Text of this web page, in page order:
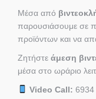
Μέσα από
παρουσιάσουμε σε
προϊόντων και να
Ζητήστε άμεση
μέσα στο ωράριο
Video Call: 6934